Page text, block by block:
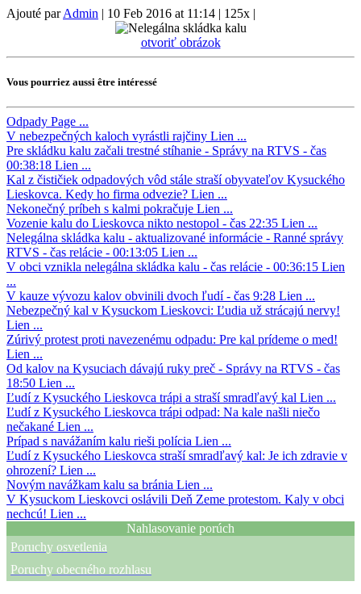
Ajouté parAdmin | 10 Feb 2016 at 11:14 | 125x |
otvoriť obrázok
Vous pourriez aussi être intéressé
Odpady Page ...
V nebezpečných kaloch vyrástli rajčiny Lien ...
Pre skládku kalu začali trestné stíhanie - Správy na RTVS - čas
00:38:18 Lien ...
Kal z čističiek odpadových vôd stále straší obyvateľov Kysuckého
Lieskovca. Kedy ho firma odvezie? Lien ...
Nekonečný príbeh s kalmi pokračuje Lien ...
Vozenie kalu do Lieskovca nikto nestopol - čas 22:35 Lien ...
Nelegálna skládka kalu - aktualizované informácie - Ranné správy
RTVS - čas relácie - 00:13:05 Lien ...
V obci vznikla nelegálna skládka kalu - čas relácie - 00:36:15 Lien
...
V kauze vývozu kalov obvinili dvoch ľudí - čas 9:28 Lien ...
Nebezpečný kal v Kysuckom Lieskovci: Ľudia už strácajú nervy!
Lien ...
Zúrivý protest proti navezenému odpadu: Pre kal prídeme o med!
Lien ...
Od kalov na Kysuciach dávajú ruky preč - Správy na RTVS - čas
18:50 Lien ...
Ľudí z Kysuckého Lieskovca trápi a straší smradľavý kal Lien ...
Ľudí z Kysuckého Lieskovca trápi odpad: Na kale našli niečo
nečakané Lien ...
Prípad s navážaním kalu rieši polícia Lien ...
Ľudí z Kysuckého Lieskovca straší smradľavý kal: Je ich zdravie v
ohrození? Lien ...
Novým navážkam kalu sa bránia Lien ...
V Kysuckom Lieskovci oslávili Deň Zeme protestom. Kaly v obci
nechcú! Lien ...
Nahlasovanie porúch
Poruchy osvetlenia
Poruchy obecného rozhlasu